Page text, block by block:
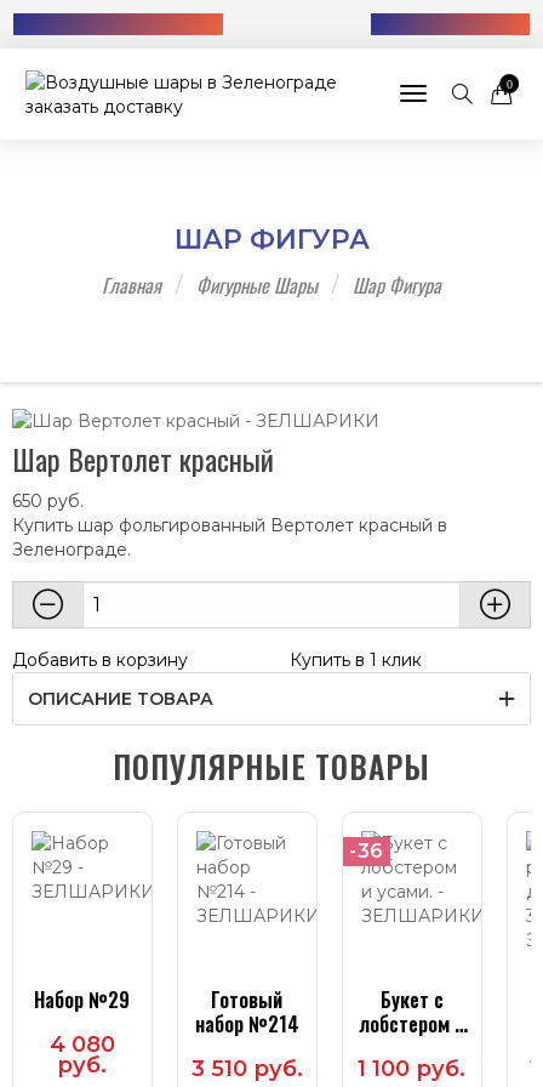
Toggle 0
ШАР ФИГУРА
Главная Фигурные Шары Шар Фигура
Шар Вертолет красный
650 руб.
Купить шар фольгированный Вертолет красный в
Зеленограде.
Добавить в корзину
Купить в 1 клик
ОПИСАНИЕ ТОВАРА
ПОПУЛЯРНЫЕ ТОВАРЫ
Набор №29
4 080
руб.
Готовый
набор №214
3 510 руб.
-36
Букет с
лобстером и
1 100 руб.